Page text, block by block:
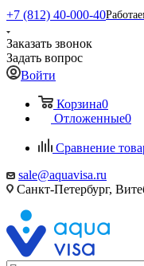
+7 (812) 40-000-40
Заказать звонок
Задать вопрос
Войти
Корзина0
Отложенные0
Сравнение
sale@aquavisa.ru
Санкт-Петербург,